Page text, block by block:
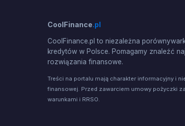
CoolFinance.pl
CoolFinance.pl to niezależna
kredytów w Polsce. Pomagamy znaleźć
rozwiązania finansowe.
Treści na portalu mają charakter informacyjny i
finansowej. Przed zawarciem umowy pożyczki
warunkami i RRSO.